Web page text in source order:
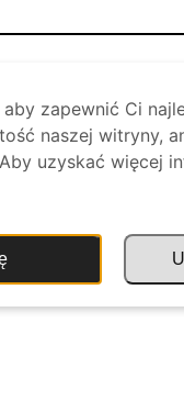
zapewnić Ci
naszej witryny,
uzyskać więcej